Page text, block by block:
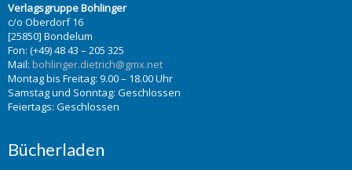
Verlagsgruppe Bohlinger
c/o Oberdorf 16
[25850] Bondelum
Fon: (+49) 48 43 – 205 325
Mail: bohlinger.dietrich@gmx.net
Montag bis Freitag: 9.00 – 18.00 Uhr
Samstag und Sonntag: Geschlossen
Feiertags: Geschlossen
Bücherladen